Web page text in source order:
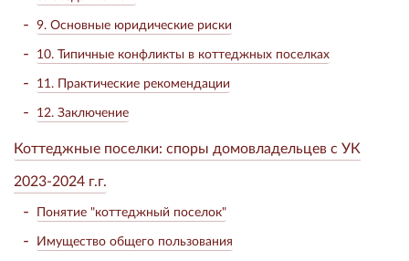
9. Основные юридические риски
10. Типичные конфликты в коттеджных поселках
11. Практические рекомендации
12. Заключение
Коттеджные поселки: споры домовладельцев с УК
2023-2024 г.г.
Понятие "коттеджный поселок"
Имущество общего пользования